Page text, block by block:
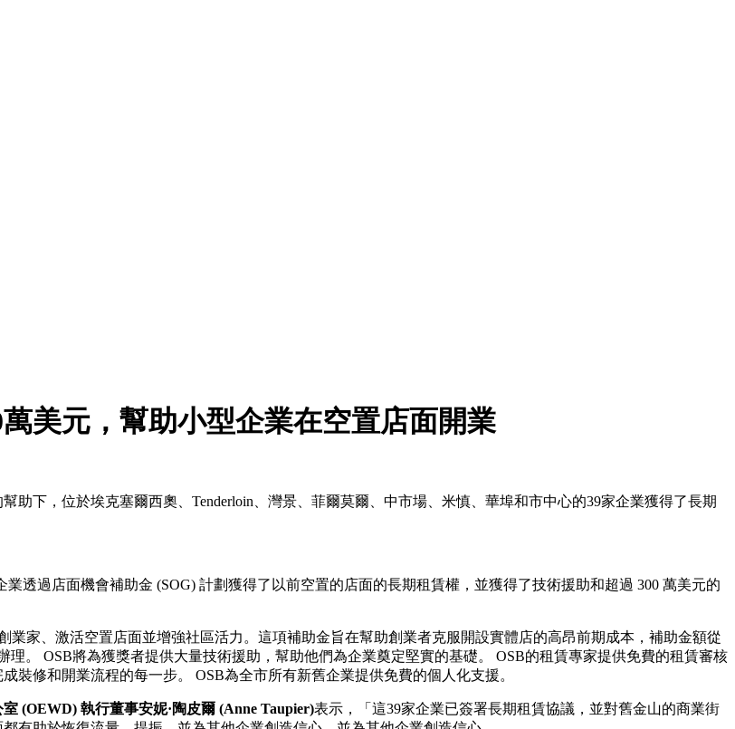
美元，幫助小型企業在空置店面開業
下，位於埃克塞爾西奧、Tenderloin、灣景、菲爾莫爾、中市場、米慎、華埠和市中心的39家企業獲得了長期
透過店面機會補助金 (SOG) 計劃獲得了以前空置的店面的長期租賃權，並獲得了技術援助和超過 300 萬美元的
業家、激活空置店面並增強社區活力。這項補助金旨在幫助創業者克服開設實體店的高昂前期成本，補助金額從
。 OSB將為獲獎者提供大量技術援助，幫助他們為企業奠定堅實的基礎。 OSB的租賃專家提供免費的租賃審核
修和開業流程的每一步。 OSB為全市所有新舊企業提供免費的個人化支援。
(OEWD) 執行董事安妮·陶皮爾 (Anne Taupier)表示，「這39家企業已簽署長期租賃協議，並對舊金山的商業街